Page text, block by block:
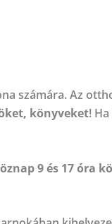
számára. Az
könyveket!
9 és 17 óra